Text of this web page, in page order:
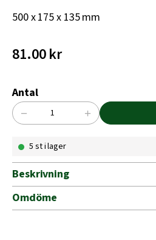
500 x 175 x 135 mm
81.00kr
Antal
BLOMLÅDA
SVART
mängd
− +
5 st i lager
Beskrivning
Omdöme